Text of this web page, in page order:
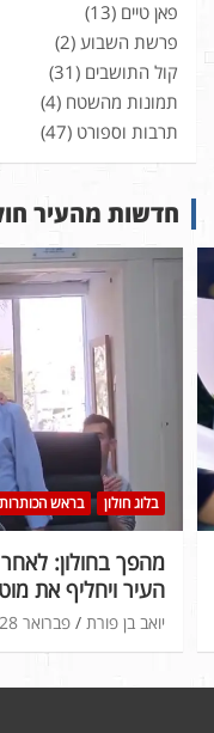
פאן טיים (13)
פרשת השבוע (2)
קול התושבים (31)
תמונות מהשטח (4)
תרבות וספורט (47)
חדשות מהעיר
בלוג חולון בראש הכותרות
העיר ויחליף את
פברואר 28, 2024 יואב בן פורת